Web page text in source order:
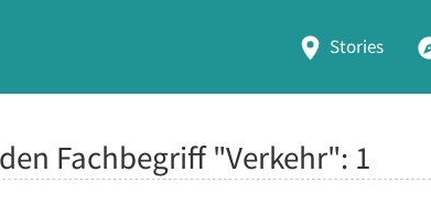
Stories
Fachbegriff "Verkehr": 1